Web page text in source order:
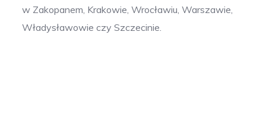
w Zakopanem, Krakowie, Wrocławiu, Warszawie,
Władysławowie czy Szczecinie.